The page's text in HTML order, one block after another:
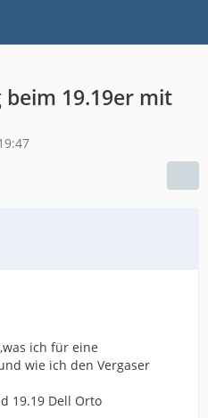
19.19er mit
ich für eine
wie ich den Vergaser
19.19 Dell Orto